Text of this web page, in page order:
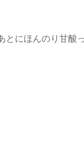
とにほんのり甘酸